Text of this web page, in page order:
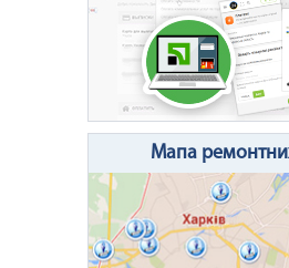
логін або e-mail:
Очистити поле
Мапа